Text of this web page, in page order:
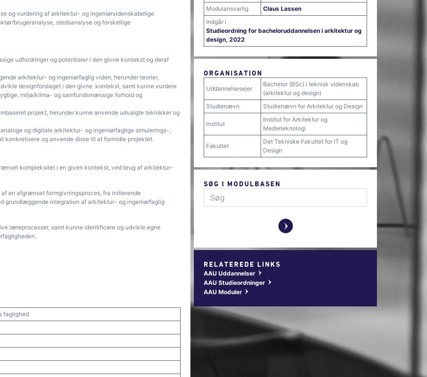
og vurdering af arkitektur- og ingeniørvidenskabelige
brugeranalyse, stedsanalyse og forskellige
udfordringer og potentialer i den givne kontekst og deraf
arkitektur- og ingeniørfaglig viden, herunder teorier,
designforslaget i den givne kontekst, samt kunne vurdere
miljø/klima- og samfundsmæssige forhold og
projekt, herunder kunne anvende udvalgte teknikker og
og digitale arkitektur- og ingeniørfaglige simulerings-,
konkretisere og anvende disse til at formidle projektet.
kompleksitet i en given kontekst, ved brug af arkitektur-
en afgrænset formgivningsproces, fra initierende
grundlæggende integration af arkitektur- og ingeniørfaglig
læreprocesser, samt kunne identificere og udvikle egne
faglighed
Modulansvarlig
Claus Lassen
Indgår i
Studieordning for bacheloruddannelsen i arkitektur og
design, 2022
ORGANISATION
Uddannelsesejer
Bachelor (BSc) i teknisk videnskab
(arkitektur og design)
Studienævn
Studienævn for Arkitektur og Design
Institut
Institut for Arkitektur og
Medieteknologi
Fakultet
Det Tekniske Fakultet for IT og
Design
SØG I MODULBASEN
y
RELATEREDE LINKS
AAU Uddannelser w
AAU Studieordninger w
AAU Moduler w